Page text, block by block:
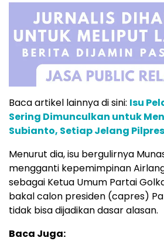
Baca artikel lainnya di sini: Isu
Sering Dimunculkan untuk
Subianto, Setiap Jelang Pilpres
Menurut dia, isu bergulirnya
mengganti kepemimpinan
sebagai Ketua Umum Partai
bakal calon presiden (capres)
tidak bisa dijadikan dasar alasan.
Baca Juga: